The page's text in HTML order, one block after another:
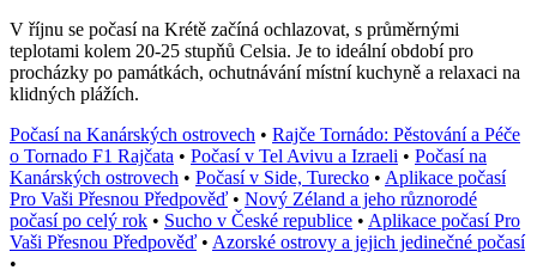
V říjnu se počasí na Krétě začíná ochlazovat, s průměrnými
teplotami kolem 20-25 stupňů Celsia. Je to ideální období pro
procházky po památkách, ochutnávání místní kuchyně a relaxaci na
klidných plážích.
Počasí na Kanárských ostrovech • Rajče Tornádo: Pěstování a Péče
o Tornado F1 Rajčata • Počasí v Tel Avivu a Izraeli • Počasí na
Kanárských ostrovech • Počasí v Side, Turecko • Aplikace počasí
Pro Vaši Přesnou Předpověď • Nový Zéland a jeho různorodé
počasí po celý rok • Sucho v České republice • Aplikace počasí Pro
Vaši Přesnou Předpověď • Azorské ostrovy a jejich jedinečné počasí
•